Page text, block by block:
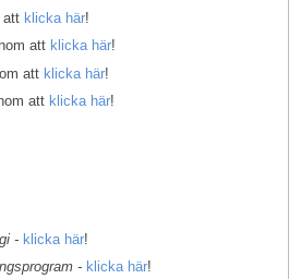
att klicka här!
att klicka här!
att klicka här!
att klicka här!
- klicka här!
- klicka här!